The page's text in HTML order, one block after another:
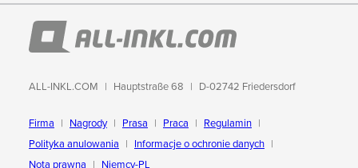
ALL-INKL.COM Hauptstraße 68 D-02742 Friedersdorf
Firma Nagrody Prasa Praca
Regulamin
Polityka anulowania
Informacje o ochronie danych
Nota prawna
Niemcy-PL